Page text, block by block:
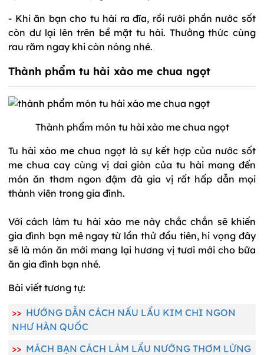
- Khi ăn bạn cho tu hài ra đĩa, rồi rưới phần nước sốt
còn dư lại lên trên bề mặt tu hài. Thưởng thức cùng
rau răm ngay khi còn nóng nhé.
Thành phẩm tu hài xào me chua ngọt
Thành phẩm món tu hài xào me chua ngọt
Tu hài xào me chua ngọt là sự kết hợp của nước sốt
me chua cay cùng vị dai giòn của tu hài mang đến
món ăn thơm ngon đậm đà gia vị rất hấp dẫn mọi
thành viên trong gia đình.
Với cách làm tu hài xào me này chắc chắn sẽ khiến
gia đình bạn mê ngay từ lần thử đầu tiên, hi vọng đây
sẽ là món ăn mới mang lại hương vị tươi mới cho bữa
ăn gia đình bạn nhé.
Bài viết tương tự:
>> HƯỚNG DẪN CÁCH NẤU LẨU KIM CHI NGON
NHƯ HÀN QUỐC
>> MÁCH BẠN CÁCH LÀM LẨU NƯỚNG THƠM LỪNG